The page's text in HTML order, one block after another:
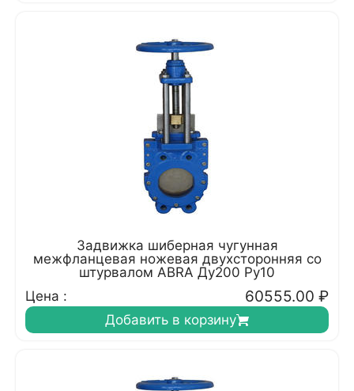
Задвижка шиберная чугунная
межфланцевая ножевая двухсторонняя со
штурвалом ABRA Ду200 Ру10
Цена :
60555.00 ₽
Добавить в корзину